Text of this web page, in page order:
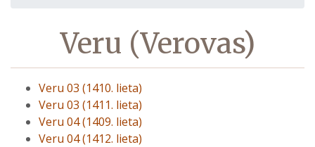
Veru (Verovas)
Veru 03 (1410. lieta)
Veru 03 (1411. lieta)
Veru 04 (1409. lieta)
Veru 04 (1412. lieta)